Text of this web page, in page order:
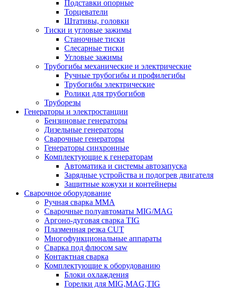
Подставки опорные
Торцеватели
Штативы, головки
Тиски и угловые зажимы
Станочные тиски
Слесарные тиски
Угловые зажимы
Трубогибы механические и электрические
Ручные трубогибы и профилегибы
Трубогибы электрические
Ролики для трубогибов
Труборезы
Генераторы и электростанции
Бензиновые генераторы
Дизельные генераторы
Сварочные генераторы
Генераторы синхронные
Комплектующие к генераторам
Автоматика и системы автозапуска
Зарядные устройства и подогрев двигателя
Защитные кожухи и контейнеры
Сварочное оборудование
Ручная сварка MMA
Сварочные полуавтоматы MIG/MAG
Аргоно-дуговая сварка TIG
Плазменная резка CUT
Многофункциональные аппараты
Сварка под флюсом saw
Контактная сварка
Комплектующие к оборудованию
Блоки охлаждения
Горелки для MIG,MAG,TIG